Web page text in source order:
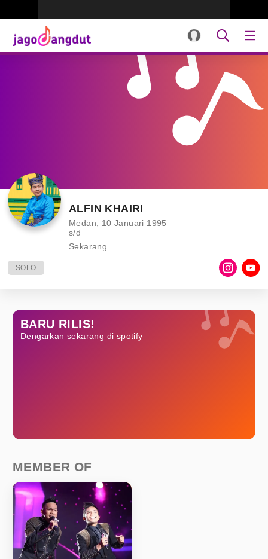
ALFIN KHAIRI
Medan, 10 Januari 1995
s/d
Sekarang
SOLO
BARU RILIS!
Dengarkan sekarang di spotify
MEMBER OF